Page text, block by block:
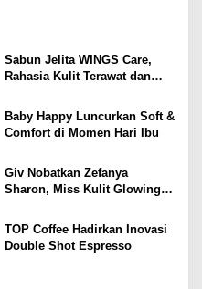
Sabun Jelita WINGS Care,
Rahasia Kulit Terawat dan
Baby Happy Luncurkan Soft &
Comfort di Momen Hari Ibu
Giv Nobatkan Zefanya
Sharon, Miss Kulit Glowing
TOP Coffee Hadirkan Inovasi
Double Shot Espresso